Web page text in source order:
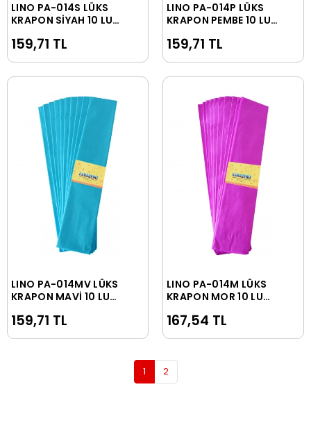
Sepete Ekle
LINO PA-014S LÜKS
KRAPON SİYAH 10 LU
159,71 TL
Sepete Ekle
LINO PA-014P LÜKS
KRAPON PEMBE 10 LU
159,71 TL
Sepete Ekle
LINO PA-014MV LÜKS
KRAPON MAVİ 10 LU
159,71 TL
Sepete Ekle
LINO PA-014M LÜKS
KRAPON MOR 10 LU
167,54 TL
1 2